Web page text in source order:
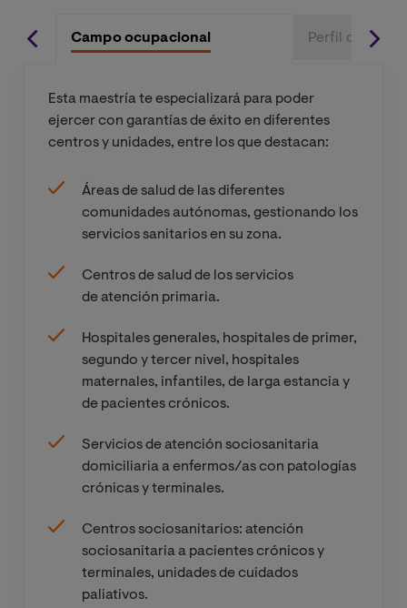
intervención
ámbito
sanitario
Intervención
atención
primaria
Intervención
en Trabajo
Social en el
ámbito de la
hospitalaria
Externas
Trabajo Final
de Máster
Campo ocupacional Perfil de
Esta maestría te especializará para poder
ejercer con garantías de éxito en diferentes
centros y unidades, entre los que destacan:
Áreas de salud de las diferentes
comunidades autónomas, gestionando los
servicios sanitarios en su zona.
Centros de salud de los servicios
de atención primaria.
Hospitales generales, hospitales de primer,
segundo y tercer nivel, hospitales
maternales, infantiles, de larga estancia y
de pacientes crónicos.
Servicios de atención sociosanitaria
domiciliaria a enfermos/as con patologías
crónicas y terminales.
Centros sociosanitarios: atención
sociosanitaria a pacientes crónicos y
terminales, unidades de cuidados
paliativos.